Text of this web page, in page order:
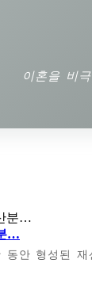
이혼을 비
…
동안 형성된